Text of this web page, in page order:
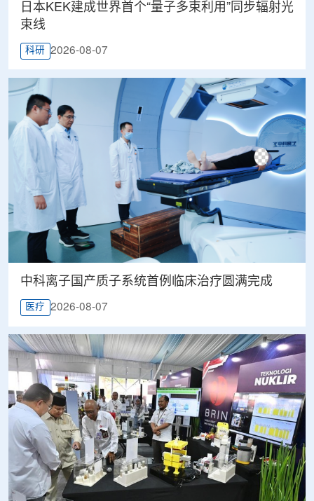
日本KEK建成世界首个“量子多束利用”同步辐射光
束线
科研 2026-08-07
中科离子国产质子系统首例临床治疗圆满完成
医疗 2026-08-07